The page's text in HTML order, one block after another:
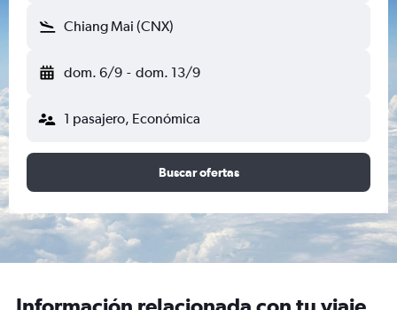
Chiang Mai (CNX)
dom. 6/9 - dom. 13/9
1 pasajero, Económica
Buscar ofertas